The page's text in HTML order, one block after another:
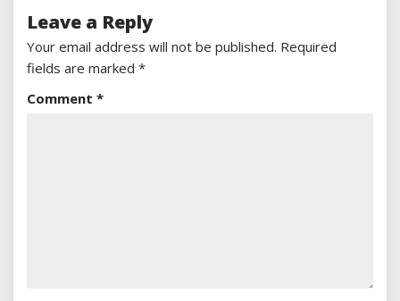
Leave a Reply
Your email address will not be published. Required
fields are marked *
Comment *